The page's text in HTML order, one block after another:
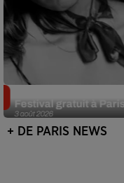
3 août 2026
Festival gratuit à Paris
+ DE PARIS NEWS